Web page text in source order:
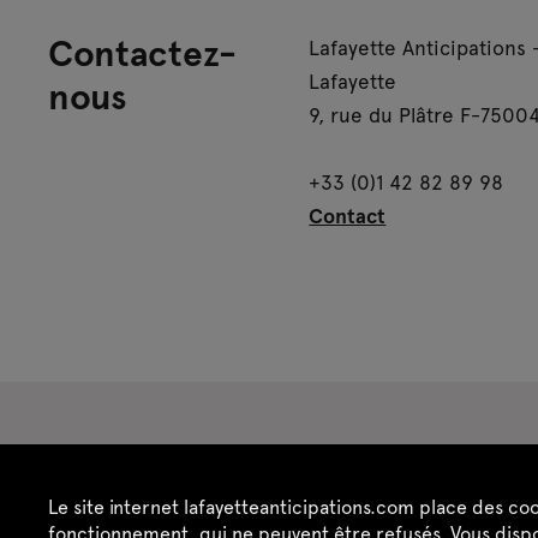
Le site internet lafayetteanticipations.com place des
fonctionnement, qui ne peuvent être refusés. Vous
Contactez-
nous
Lafayette Anticipations
Lafayette
9, rue du Plâtre F-
+33 (0)1 42 82 89 98
Contact
Crédits Mentions légales Politique de